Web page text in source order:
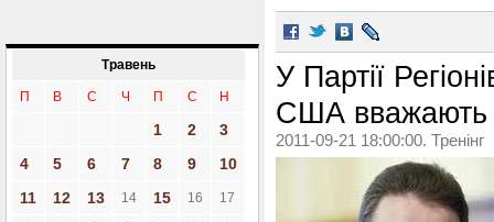
Травень
П В С Ч П С Н
1 2
3
4
5 6 7 8 9
10
11
12 13 14 15 16 17
У Партії
США вважають
2011-09-21 18:00:00. Тренінг